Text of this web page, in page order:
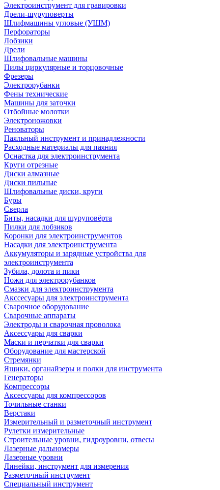
Электроинструмент для гравировки
Дрели-шуруповерты
Шлифмашины угловые (УШМ)
Перфораторы
Лобзики
Дрели
Шлифовальные машины
Пилы циркулярные и торцовочные
Фрезеры
Электрорубанки
Фены технические
Машины для заточки
Отбойные молотки
Электроножовки
Реноваторы
Паяльный инструмент и принадлежности
Расходные материалы для паяния
Оснастка для электроинструмента
Круги отрезные
Диски алмазные
Диски пильные
Шлифовальные диски, круги
Буры
Сверла
Биты, насадки для шуруповёрта
Пилки для лобзиков
Коронки для электроинструментов
Насадки для электроинструмента
Аккумуляторы и зарядные устройства для
электроинструмента
Зубила, долота и пики
Ножи для электрорубанков
Смазки для электроинструмента
Акссесуары для электроинструмента
Сварочное оборудование
Сварочные аппараты
Электроды и сварочная проволока
Аксессуары для сварки
Маски и перчатки для сварки
Оборудование для мастерской
Стремянки
Ящики, органайзеры и полки для инструмента
Генераторы
Компрессоры
Аксессуары для компрессоров
Точильные станки
Верстаки
Измерительный и разметочный инструмент
Рулетки измерительные
Строительные уровни, гидроуровни, отвесы
Лазерные дальномеры
Лазерные уровни
Линейки, инструмент для измерения
Разметочный инструмент
Специальный инструмент